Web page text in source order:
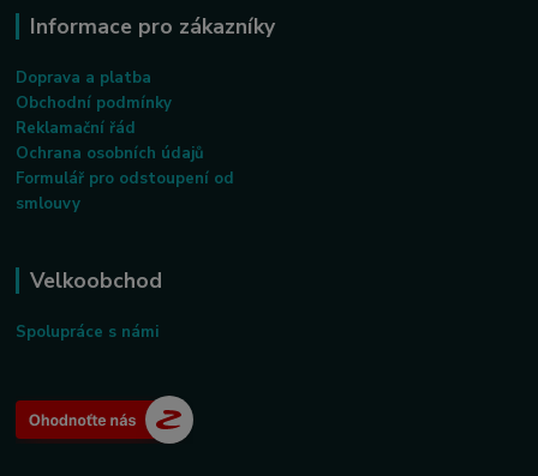
Informace pro zákazníky
Doprava a platba
Obchodní podmínky
Reklamační řád
Ochrana osobních údajů
Formulář pro odstoupení od
smlouvy
Velkoobchod
Spolupráce s námi